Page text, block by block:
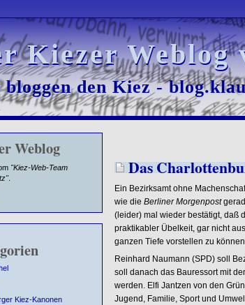
Kiezer Weblog
Kiezer Weblog
den Kiez -
den Kiez -
Weblog
"Kiez-Web-Team
.
Kiez-Kanonen
Das
Ein Bezirksamt ohne
wie die Berliner Morgenpost
(leider) mal wieder bestätigt, daß
praktikabler Übelkeit, gar nicht
ganzen Tiefe vorstellen zu
Reinhard Naumann (SPD) soll
soll danach das Bauressort mit
werden. Elfi Jantzen von den
Jugend, Familie, Sport und